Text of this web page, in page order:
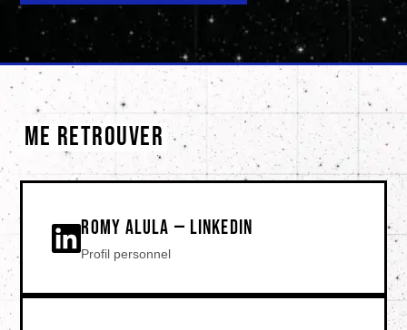
ME RETROUVER
ROMY ALULA — LINKEDIN
Profil personnel